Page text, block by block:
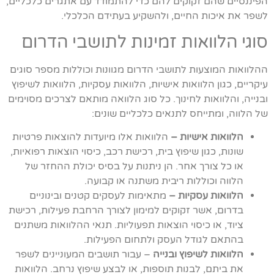
לשפר את איכות החיים, ולהשקיע בעתידם הכלכלי.
סוגי הלוואות זמינות לתושבי הדרום
ההלוואות המוצעות לתושבי הדרום מגוונות וכוללות מספר סוגים
עיקריים, כגון הלוואות אישיות, הלוואות עסקיות, הלוואות לשיפוץ
ובנייה, והלוואות לחינוך. כל סוג הלוואה מותאם לצרכים מסוימים
של הלווה, ומתייחס לתנאים כלכליים שונים:
הלוואות אישיות – הלוואות אלו מיועדות להוצאות פרטיות
שונות, כגון שיפוץ בית, רכישת רכב, כיסוי הוצאות רפואיות,
או כל צורך אחר. הן ניתנות על בסיס יכולת ההחזר של
הלווה וכוללות ריבית משתנה או קבועה.
הלוואות עסקיות – מתאימות לעסקים קטנים ובינוניים
בדרום, אשר זקוקים למימון לצורך הרחבת פעילות, רכישת
ציוד, או כיסוי הוצאות תפעוליות. תנאי ההלוואות משתנים
בהתאם לגודל העסק ולתחום הפעילות.
הלוואות לשיפוץ ובנייה – עבור תושבים המעוניינים לשפר
את ביתם, לבנות תוספות, או לבצע שיפוץ נרחב. הלוואות